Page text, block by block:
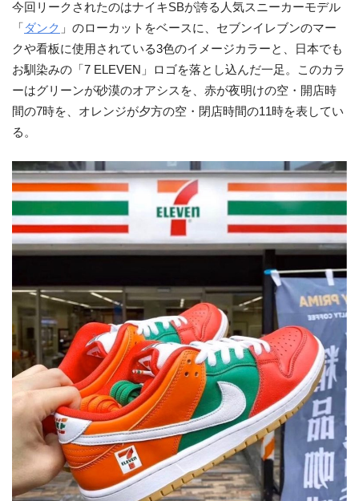
今回リークされたのはナイキSBが誇る人気スニーカーモデル
「 ダンク 」のローカットをベースに、セブンイレブンのマー
クや看板に使用されている3色のイメージカラーと、日本でも
お馴染みの「7 ELEVEN」ロゴを落とし込んだ一足。このカラ
ーはグリーンが砂漠のオアシスを、赤が夜明けの空・開店時
間の7時を、オレンジが夕方の空・閉店時間の11時を表してい
る。